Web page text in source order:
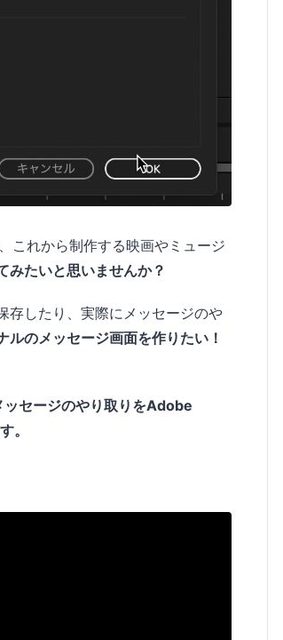
これから制作する映画やミュージ
みたいと思いませんか？
存したり、実際にメッセージのや
ルのメッセージ画面を作りたい！
セージのやり取りをAdobe
。